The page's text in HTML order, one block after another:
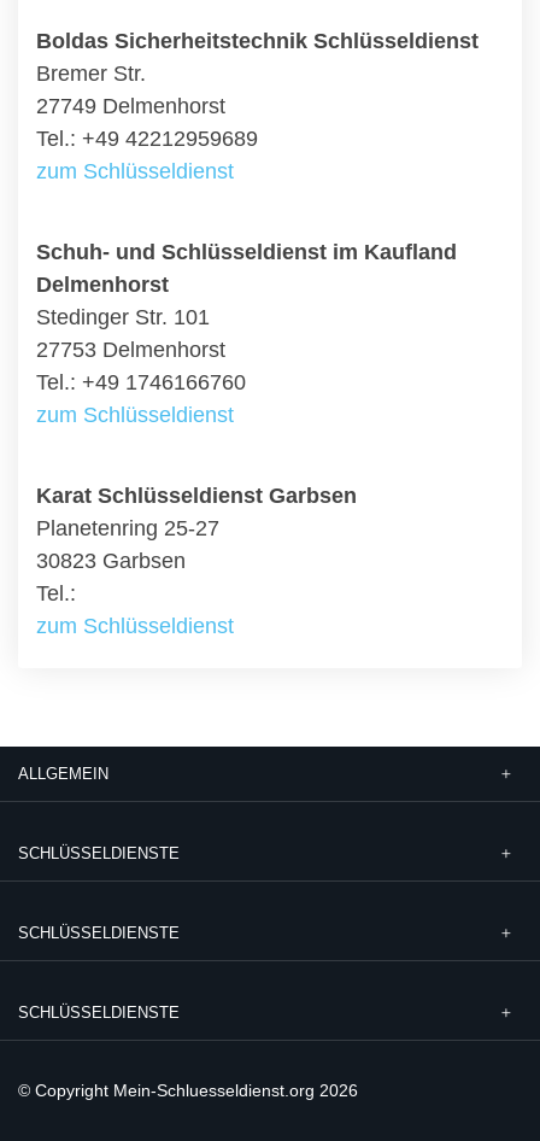
Boldas Sicherheitstechnik Schlüsseldienst
Bremer Str.
27749 Delmenhorst
Tel.: +49 42212959689
zum Schlüsseldienst
Schuh- und Schlüsseldienst im Kaufland
Delmenhorst
Stedinger Str. 101
27753 Delmenhorst
Tel.: +49 1746166760
zum Schlüsseldienst
Karat Schlüsseldienst Garbsen
Planetenring 25-27
30823 Garbsen
Tel.:
zum Schlüsseldienst
ALLGEMEIN
SCHLÜSSELDIENSTE
SCHLÜSSELDIENSTE
SCHLÜSSELDIENSTE
© Copyright Mein-Schluesseldienst.org 2026